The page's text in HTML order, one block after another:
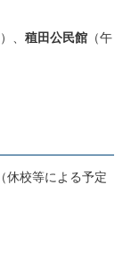
、 稙田公民館 （午
休校等による予定